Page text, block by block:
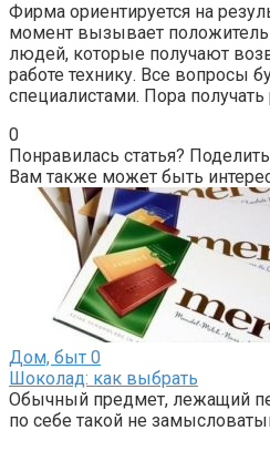
Фирма ориентируется на
момент вызывает
людей, которые получают
работе технику. Все вопросы
специалистами. Пора получать
0
Понравилась статья?
Вам также может быть
Дом, быт 0
Шоколад: как выбрать
Обычный предмет, лежащий
по себе такой не